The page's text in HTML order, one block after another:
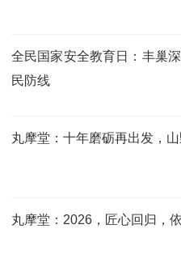
全民国家安全教育日：丰巢
民防线
丸摩堂：十年磨砺再出发，
丸摩堂：2026，匠心回归，